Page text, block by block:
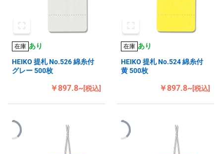
在庫 あり
HEIKO 提札 No.526 綿糸付
グレー 500枚
￥897.8~[税込]
在庫 あり
HEIKO 提札 No.524 綿糸付
黄 500枚
￥897.8~[税込]